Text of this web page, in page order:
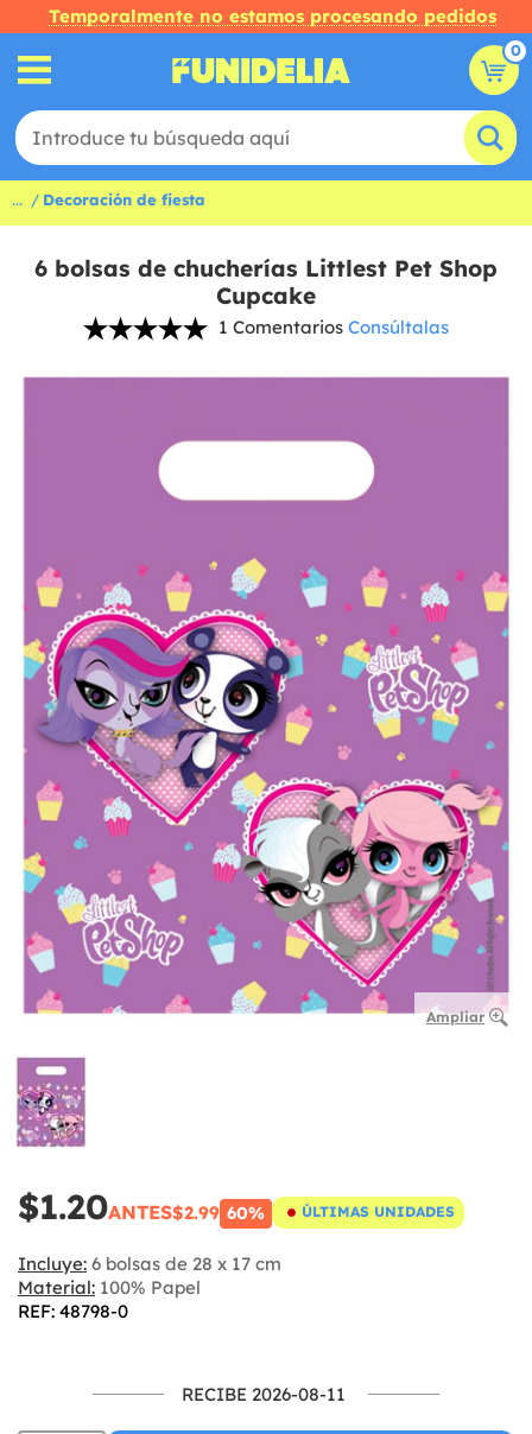
Temporalmente no estamos procesando pedidos
0
... Decoración de fiesta
6 bolsas de chucherías Littlest Pet Shop
Cupcake
1 Comentarios Consúltalas
Ampliar
$1.20ANTES$2.99 60% ÚLTIMAS UNIDADES
Incluye: 6 bolsas de 28 x 17 cm
Material: 100% Papel
REF: 48798-0
RECIBE 2026-08-11